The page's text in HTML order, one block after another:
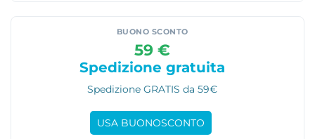
BUONO SCONTO
59 €
Spedizione gratuita
Spedizione GRATIS da 59€
USA BUONOSCONTO